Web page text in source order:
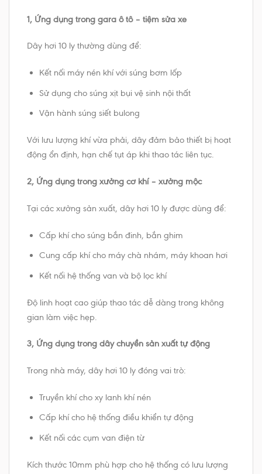
1, Ứng dụng trong gara ô tô – tiệm sửa xe
Dây hơi 10 ly thường dùng để:
Kết nối máy nén khí với súng bơm lốp
Sử dụng cho súng xịt bụi vệ sinh nội thất
Vận hành súng siết bulong
Với lưu lượng khí vừa phải, dây đảm bảo thiết bị hoạt
động ổn định, hạn chế tụt áp khi thao tác liên tục.
2, Ứng dụng trong xưởng cơ khí – xưởng mộc
Tại các xưởng sản xuất, dây hơi 10 ly được dùng để:
Cấp khí cho súng bắn đinh, bắn ghim
Cung cấp khí cho máy chà nhám, máy khoan hơi
Kết nối hệ thống van và bộ lọc khí
Độ linh hoạt cao giúp thao tác dễ dàng trong không
gian làm việc hẹp.
3, Ứng dụng trong dây chuyền sản xuất tự động
Trong nhà máy, dây hơi 10 ly đóng vai trò:
Truyền khí cho xy lanh khí nén
Cấp khí cho hệ thống điều khiển tự động
Kết nối các cụm van điện từ
Kích thước 10mm phù hợp cho hệ thống có lưu lượng